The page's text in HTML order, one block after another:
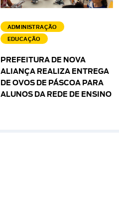
ADMINISTRAÇÃO
EDUCAÇÃO
PREFEITURA DE NOVA
ALIANÇA REALIZA ENTREGA
DE OVOS DE PÁSCOA PARA
ALUNOS DA REDE DE ENSINO